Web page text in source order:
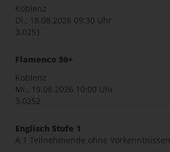
Koblenz
Di., 18.08.2026 09:30 Uhr
3.0251
Flamenco 50+
Koblenz
Mi., 19.08.2026 10:00 Uhr
3.0252
Englisch Stufe 1
A 1 Teilnehmende ohne Vorkenntnissen